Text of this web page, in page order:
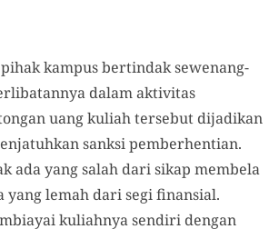
kampus bertindak sewenang-
dalam aktivitas
uang kuliah tersebut dijadikan
sanksi pemberhentian.
ada yang salah dari sikap membela
yang lemah dari segi finansial.
kuliahnya sendiri dengan